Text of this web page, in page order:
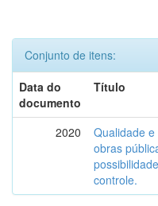
Conjunto de itens:
Data do
documento
Título
2020
Qualidade
obras
controle.